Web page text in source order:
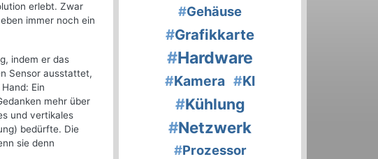
erlebt. Zwar
immer noch ein
indem er das
Sensor ausstattet,
Ein
mehr über
und vertikales
bedürfte. Die
sie denn
#Gehäuse
#Grafikkarte
#Hardware
#Kamera #KI
#Kühlung
#Netzwerk
#Prozessor